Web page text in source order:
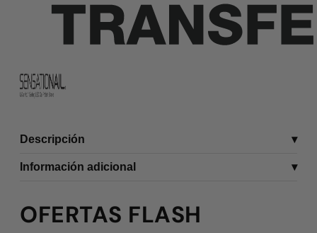
Descripción
Información adicional
OFERTAS FLASH